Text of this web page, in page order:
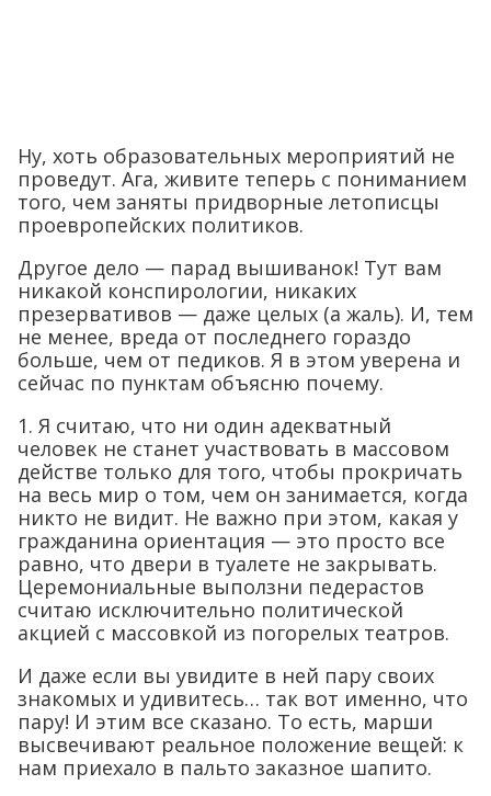
Ну, хоть образовательных мероприятий не
проведут. Ага, живите теперь с пониманием
того, чем заняты придворные летописцы
проевропейских политиков.
Другое дело — парад вышиванок! Тут вам
никакой конспирологии, никаких
презервативов — даже целых (а жаль). И, тем
не менее, вреда от последнего гораздо
больше, чем от педиков. Я в этом уверена и
сейчас по пунктам объясню почему.
1. Я считаю, что ни один адекватный
человек не станет участвовать в массовом
действе только для того, чтобы прокричать
на весь мир о том, чем он занимается, когда
никто не видит. Не важно при этом, какая у
гражданина ориентация — это просто все
равно, что двери в туалете не закрывать.
Церемониальные выползни педерастов
считаю исключительно политической
акцией с массовкой из погорелых театров.
И даже если вы увидите в ней пару своих
знакомых и удивитесь… так вот именно, что
пару! И этим все сказано. То есть, марши
высвечивают реальное положение вещей: к
нам приехало в пальто заказное шапито.